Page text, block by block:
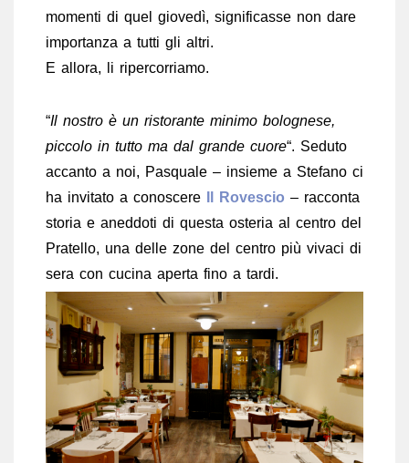
momenti di quel giovedì, significasse non dare
importanza a tutti gli altri.
E allora, li ripercorriamo.
“Il nostro è un ristorante minimo bolognese,
piccolo in tutto ma dal grande cuore“. Seduto
accanto a noi, Pasquale – insieme a Stefano ci
ha invitato a conoscere
Il Rovescio – racconta
storia e aneddoti di questa osteria al centro del
Pratello, una delle zone del centro più vivaci di
sera con cucina aperta fino a tardi.